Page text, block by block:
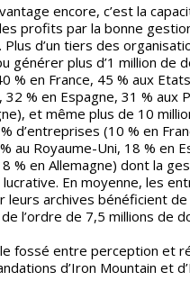
encore, c’est la
profits par la bonne
d’un tiers des
générer plus d’1 million de
% en France, 45 % aux
32 % en Espagne, 31 % aux
et même plus de 10
d’entreprises (10 % en
au Royaume-Uni, 18 % en
% en Allemagne) dont la
En moyenne, les
leurs archives bénéficient de
l’ordre de 7,5 millions de
fossé entre perception et
d’Iron Mountain et